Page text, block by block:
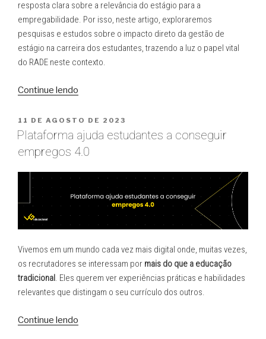
resposta clara sobre a relevância do estágio para a
empregabilidade. Por isso, neste artigo, exploraremos
pesquisas e estudos sobre o impacto direto da gestão de
estágio na carreira dos estudantes, trazendo a luz o papel vital
do RADE neste contexto.
Continue lendo
Estágio
e
Empregabilidade:
Poder
Transformador
dos
Estágios
na
Carreira
dos
Estudantes”
PUBLICADO
EM
11 DE AGOSTO DE 2023
Plataforma ajuda estudantes a conseguir
empregos 4.0
Vivemos em um mundo cada vez mais digital onde, muitas vezes,
os recrutadores se interessam por mais do que a educação
tradicional . Eles querem ver experiências práticas e habilidades
relevantes que distingam o seu currículo dos outros.
Continue lendo